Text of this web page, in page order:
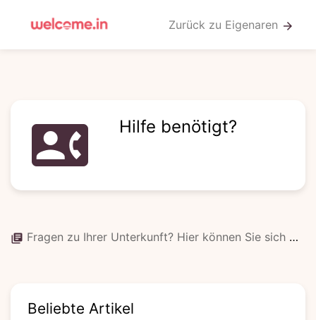
Zurück zu Eigenaren arrow_forward
contact_phone Hilfe benötigt?
library_books Fragen zu Ihrer Unterkunft? Hier können Sie sich melden!
Beliebte Artikel